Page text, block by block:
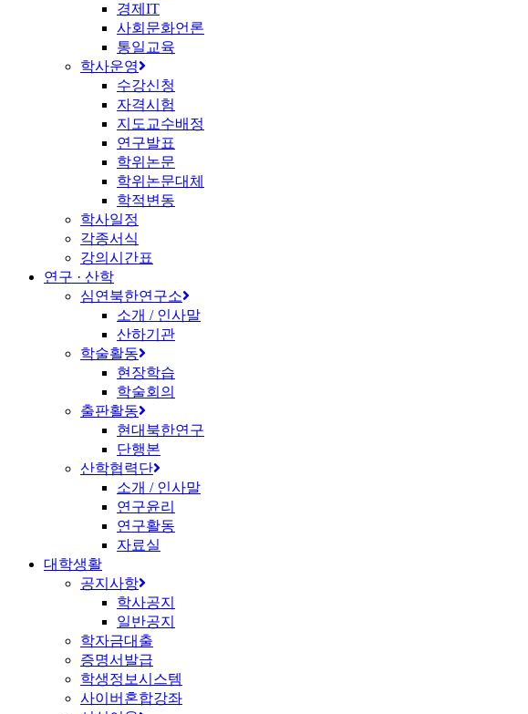
경제IT
사회문화언론
통일교육
학사운영
수강신청
자격시험
지도교수배정
연구발표
학위논문
학위논문대체
학적변동
학사일정
각종서식
강의시간표
연구 · 산학
심연북한연구소
소개 / 인사말
산하기관
학술활동
현장학습
학술회의
출판활동
현대북한연구
단행본
산학협력단
소개 / 인사말
연구윤리
연구활동
자료실
대학생활
공지사항
학사공지
일반공지
학자금대출
증명서발급
학생정보시스템
사이버혼합강좌